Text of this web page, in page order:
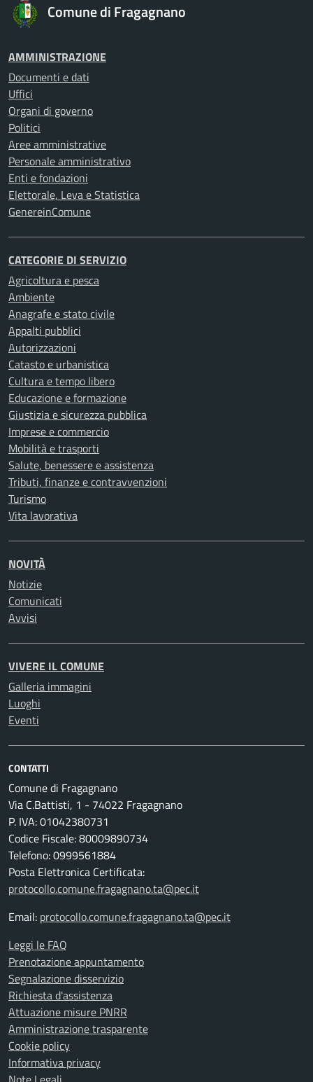
Comune di Fragagnano
AMMINISTRAZIONE
Documenti e dati
Uffici
Organi di governo
Politici
Aree amministrative
Personale amministrativo
Enti e fondazioni
Elettorale, Leva e Statistica
GenereinComune
CATEGORIE DI SERVIZIO
Agricoltura e pesca
Ambiente
Anagrafe e stato civile
Appalti pubblici
Autorizzazioni
Catasto e urbanistica
Cultura e tempo libero
Educazione e formazione
Giustizia e sicurezza pubblica
Imprese e commercio
Mobilità e trasporti
Salute, benessere e assistenza
Tributi, finanze e contravvenzioni
Turismo
Vita lavorativa
NOVITÀ
Notizie
Comunicati
Avvisi
VIVERE IL COMUNE
Galleria immagini
Luoghi
Eventi
CONTATTI
Comune di Fragagnano
Via C.Battisti, 1 - 74022 Fragagnano
P. IVA: 01042380731
Codice Fiscale: 80009890734
Telefono: 0999561884
Posta Elettronica Certificata:
protocollo.comune.fragagnano.ta@pec.it
Email: protocollo.comune.fragagnano.ta@pec.it
Leggi le FAQ
Prenotazione appuntamento
Segnalazione disservizio
Richiesta d'assistenza
Attuazione misure PNRR
Amministrazione trasparente
Cookie policy
Informativa privacy